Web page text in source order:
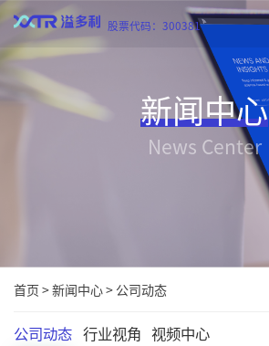
股票代码：300381
新闻中心
News Center
首页>新闻中心> 公司动态
公司动态 行业视角 视频中心